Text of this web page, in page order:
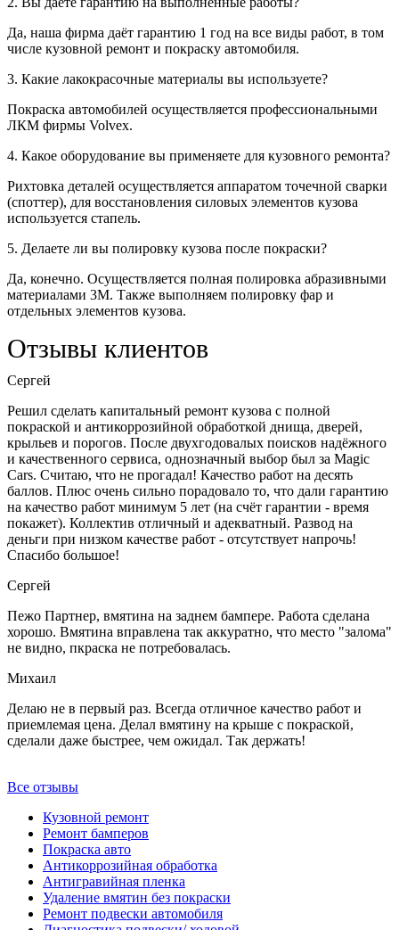
Да, наша фирма даёт гарантию 1 год на все виды работ, в том
числе кузовной ремонт и покраску автомобиля.
3. Какие лакокрасочные материалы вы используете?
Покраска автомобилей осуществляется профессиональными
ЛКМ фирмы Volvex.
4. Какое оборудование вы применяете для кузовного ремонта?
Рихтовка деталей осуществляется аппаратом точечной сварки
(споттер), для восстановления силовых элементов кузова
используется стапель.
5. Делаете ли вы полировку кузова после покраски?
Да, конечно. Осуществляется полная полировка абразивными
материалами 3М. Также выполняем полировку фар и
отдельных элементов кузова.
Отзывы клиентов
Сергей
Решил сделать капитальный ремонт кузова с полной
покраской и антикоррозийной обработкой днища, дверей,
крыльев и порогов. После двухгодовалых поисков надёжного
и качественного сервиса, однозначный выбор был за Magic
Cars. Считаю, что не прогадал! Качество работ на десять
баллов. Плюс очень сильно порадовало то, что дали гарантию
на качество работ минимум 5 лет (на счёт гарантии - время
покажет). Коллектив отличный и адекватный. Развод на
деньги при низком качестве работ - отсутствует напрочь!
Спасибо большое!
Сергей
Пежо Партнер, вмятина на заднем бампере. Работа сделана
хорошо. Вмятина вправлена так аккуратно, что место "залома"
не видно, пкраска не потребовалась.
Михаил
Делаю не в первый раз. Всегда отличное качество работ и
приемлемая цена. Делал вмятину на крыше с покраской,
сделали даже быстрее, чем ожидал. Так держать!
Все отзывы
Кузовной ремонт
Ремонт бамперов
Покраска авто
Антикоррозийная обработка
Антигравийная пленка
Удаление вмятин без покраски
Ремонт подвески автомобиля